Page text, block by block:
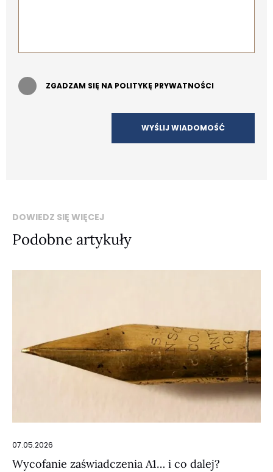
ZGADZAM SIĘ NA POLITYKĘ PRYWATNOŚCI
DOWIEDZ SIĘ WIĘCEJ
Podobne artykuły
07.05.2026
Wycofanie zaświadczenia A1… i co dalej?